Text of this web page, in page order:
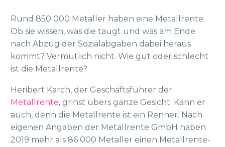
Rund 850 000 Metaller haben eine Metallrente.
Ob sie wissen, was die taugt und was am Ende
nach Abzug der Sozialabgaben dabei heraus
kommt? Vermutlich nicht. Wie gut oder schlecht
ist die Metallrente?
Heribert Karch, der Geschäftsführer der
Metallrente, grinst übers ganze Gesicht. Kann er
auch, denn die Metallrente ist ein Renner. Nach
eigenen Angaben der Metallrente GmbH haben
2019 mehr als 86 000 Metaller einen Metallrente-